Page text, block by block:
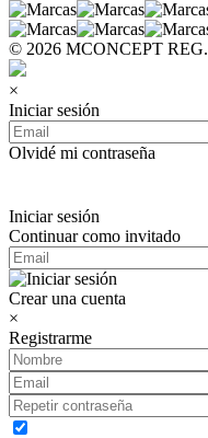
© 2026 MCONCEPT
×
Iniciar sesión
Olvidé mi contraseña
Iniciar sesión
Continuar como invitado
Crear una cuenta
×
Registrarme